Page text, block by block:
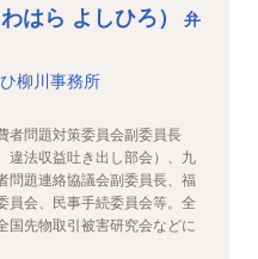
はら よしひろ）
弁
柳川事務所
者問題対策委員会副委員長
違法収益吐き出し部会）、九
問題連絡協議会副委員長、福
員会、民事手続委員会等。全
国先物取引被害研究会などに